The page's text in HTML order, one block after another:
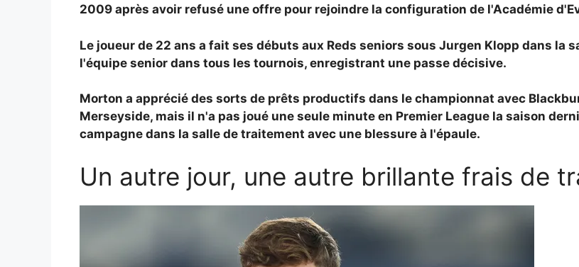
2009 après avoir refusé une offre pour rejoindre la configuration de l'Académie
Le joueur de 22 ans a fait ses débuts aux Reds seniors sous Jurgen Klopp dans la
l'équipe senior dans tous les tournois, enregistrant une passe décisive.
Morton a apprécié des sorts de prêts productifs dans le championnat avec
Merseyside, mais il n'a pas joué une seule minute en Premier League la saison
campagne dans la salle de traitement avec une blessure à l'épaule.
Un autre jour, une autre brillante frais de